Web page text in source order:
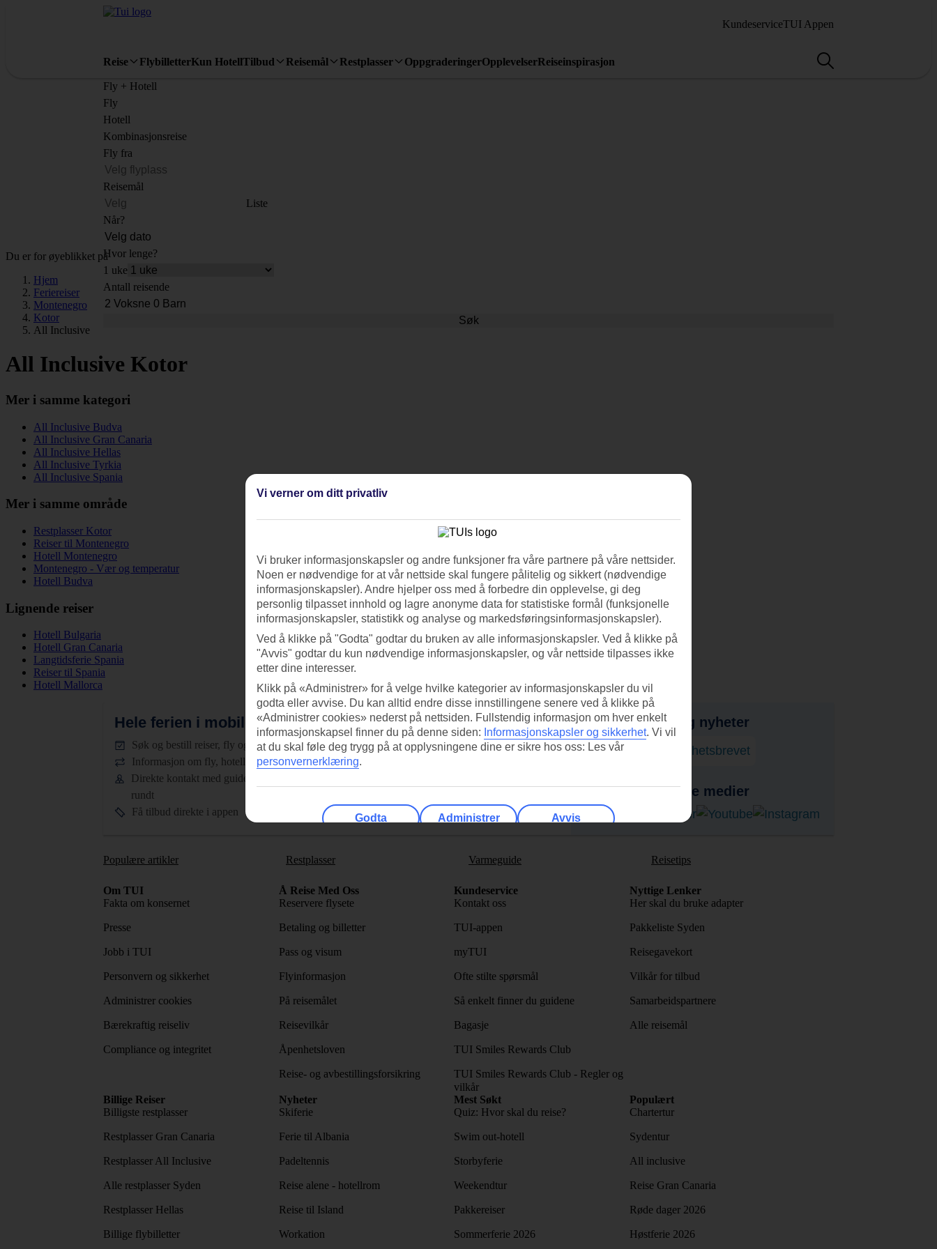
KundeserviceTUI Appen
Reise FlybilletterKun HotellTilbud Reisemål Restplasser OppgraderingerOpplevelserReiseinspirasjon
Fly + Hotell
Fly
Hotell
Kombinasjonsreise
Fly fra
Reisemål
Liste
Når?
Hvor lenge?
1 uke
Antall reisende
Søk
Du er for øyeblikket på
Hjem
Feriereiser
Montenegro
Kotor
All Inclusive
All Inclusive Kotor
Mer i samme kategori
All Inclusive Budva
All Inclusive Gran Canaria
All Inclusive Hellas
All Inclusive Tyrkia
All Inclusive Spania
Mer i samme område
Restplasser Kotor
Reiser til Montenegro
Hotell Montenegro
Montenegro - Vær og temperatur
Hotell Budva
Lignende reiser
Hotell Bulgaria
Hotell Gran Canaria
Langtidsferie Spania
Reiser til Spania
Hotell Mallorca
Hele ferien i mobilen.Last ned TUI-appen i dag!
Søk og bestill reiser, fly og hotell
Informasjon om fly, hotell og transfer
Direkte kontakt med guidene døgnet
rundt
Få tilbud direkte i appen
Skann QR-koden med
mobilkameraet ditt for å laste ned
Få tilbud, tips og nyheter
Abonner på nyhetsbrevet
Følg oss i sosiale medier
Populære artikler Restplasser Varmeguide Reisetips
Om TUI
Fakta om konsernet
Presse
Jobb i TUI
Personvern og sikkerhet
Administrer cookies
Bærekraftig reiseliv
Compliance og integritet
Å Reise Med Oss
Reservere flysete
Betaling og billetter
Pass og visum
Flyinformasjon
På reisemålet
Reisevilkår
Åpenhetsloven
Reise- og avbestillingsforsikring
Kundeservice
Kontakt oss
TUI-appen
myTUI
Ofte stilte spørsmål
Så enkelt finner du guidene
Bagasje
TUI Smiles Rewards Club
TUI Smiles Rewards Club - Regler og
vilkår
Nyttige Lenker
Her skal du bruke adapter
Pakkeliste Syden
Reisegavekort
Vilkår for tilbud
Samarbeidspartnere
Alle reisemål
Billige Reiser
Billigste restplasser
Restplasser Gran Canaria
Restplasser All Inclusive
Alle restplasser Syden
Restplasser Hellas
Billige flybilletter
Nyheter
Skiferie
Ferie til Albania
Padeltennis
Reise alene - hotellrom
Reise til Island
Workation
Mest Søkt
Quiz: Hvor skal du reise?
Swim out-hotell
Storbyferie
Weekendtur
Pakkereiser
Sommerferie 2026
Populært
Chartertur
Sydentur
All inclusive
Reise Gran Canaria
Røde dager 2026
Høstferie 2026
Vi verner om ditt privatliv
Vi bruker informasjonskapsler og andre funksjoner fra våre partnere på våre nettsider.
Noen er nødvendige for at vår nettside skal fungere pålitelig og sikkert (nødvendige
informasjonskapsler). Andre hjelper oss med å forbedre din opplevelse, gi deg
personlig tilpasset innhold og lagre anonyme data for statistiske formål (funksjonelle
informasjonskapsler, statistikk og analyse og markedsføringsinformasjonskapsler).
Ved å klikke på "Godta" godtar du bruken av alle informasjonskapsler. Ved å klikke på
"Avvis" godtar du kun nødvendige informasjonskapsler, og vår nettside tilpasses ikke
etter dine interesser.
Klikk på «Administrer» for å velge hvilke kategorier av informasjonskapsler du vil
godta eller avvise. Du kan alltid endre disse innstillingene senere ved å klikke på
«Administrer cookies» nederst på nettsiden. Fullstendig informasjon om hver enkelt
informasjonskapsel finner du på denne siden: Informasjonskapsler og sikkerhet. Vi vil
at du skal føle deg trygg på at opplysningene dine er sikre hos oss: Les vår
personvernerklæring.
Godta Administrer Avvis